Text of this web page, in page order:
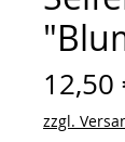
12,50
zzgl.